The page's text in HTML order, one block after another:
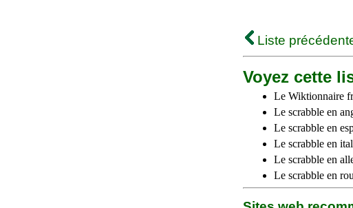
Liste
Voyez cette
Le Wiktionnaire
Le scrabble en
Le scrabble en
Le scrabble en
Le scrabble en
Le scrabble en